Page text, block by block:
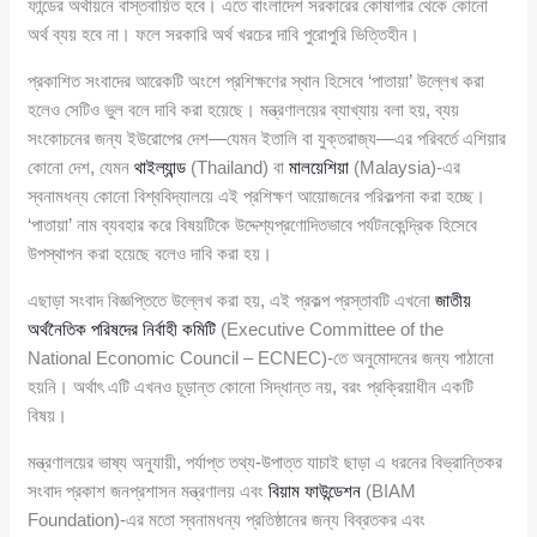
ফান্ডের অর্থায়নে বাস্তবায়িত হবে। এতে বাংলাদেশ সরকারের কোষাগার থেকে কোনো
অর্থ ব্যয় হবে না। ফলে সরকারি অর্থ খরচের দাবি পুরোপুরি ভিত্তিহীন।
প্রকাশিত সংবাদের আরেকটি অংশে প্রশিক্ষণের স্থান হিসেবে ‘পাতায়া’ উল্লেখ করা
হলেও সেটিও ভুল বলে দাবি করা হয়েছে। মন্ত্রণালয়ের ব্যাখ্যায় বলা হয়, ব্যয়
সংকোচনের জন্য ইউরোপের দেশ—যেমন ইতালি বা যুক্তরাজ্য—এর পরিবর্তে এশিয়ার
কোনো দেশ, যেমনথাইল্যান্ড (Thailand) বামালয়েশিয়া (Malaysia)-এর
স্বনামধন্য কোনো বিশ্ববিদ্যালয়ে এই প্রশিক্ষণ আয়োজনের পরিকল্পনা করা হচ্ছে।
‘পাতায়া’ নাম ব্যবহার করে বিষয়টিকে উদ্দেশ্যপ্রণোদিতভাবে পর্যটনকেন্দ্রিক হিসেবে
উপস্থাপন করা হয়েছে বলেও দাবি করা হয়।
এছাড়া সংবাদ বিজ্ঞপ্তিতে উল্লেখ করা হয়, এই প্রকল্প প্রস্তাবটি এখনোজাতীয়
অর্থনৈতিক পরিষদের নির্বাহী কমিটি (Executive Committee of the
National Economic Council – ECNEC)-তে অনুমোদনের জন্য পাঠানো
হয়নি। অর্থাৎ এটি এখনও চূড়ান্ত কোনো সিদ্ধান্ত নয়, বরং প্রক্রিয়াধীন একটি
বিষয়।
মন্ত্রণালয়ের ভাষ্য অনুযায়ী, পর্যাপ্ত তথ্য-উপাত্ত যাচাই ছাড়া এ ধরনের বিভ্রান্তিকর
সংবাদ প্রকাশ জনপ্রশাসন মন্ত্রণালয় এবংবিয়াম ফাউন্ডেশন (BIAM
Foundation)-এর মতো স্বনামধন্য প্রতিষ্ঠানের জন্য বিব্রতকর এবং